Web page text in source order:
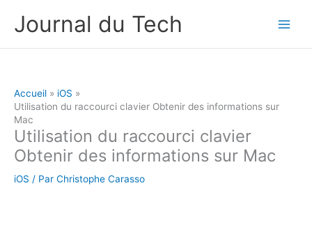
Journal du Tech
Accueil
iOS
Utilisation du raccourci clavier Obtenir des informations sur
Mac
Utilisation du raccourci clavier
Obtenir des informations sur Mac
iOS / Par Christophe Carasso